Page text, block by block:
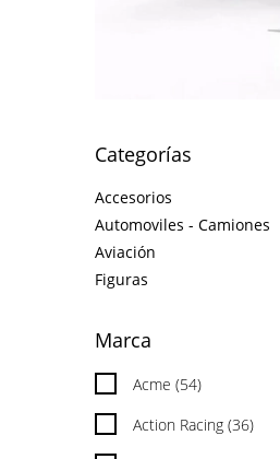
Categorías
Accesorios
Automoviles - Camiones
Aviación
Figuras
Marca
Acme (54)
Action Racing (36)